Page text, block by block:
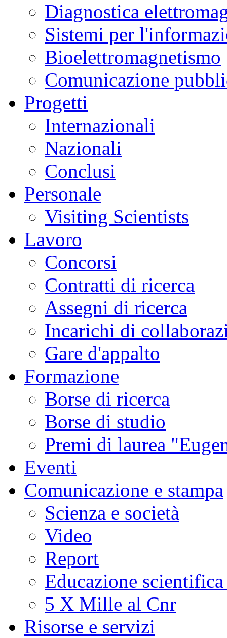
Diagnostica
Sistemi per
Bioelettromagnetismo
Comunicazione
Progetti
Internazionali
Nazionali
Conclusi
Personale
Visiting Scientists
Lavoro
Concorsi
Contratti di ricerca
Assegni di ricerca
Incarichi di
Gare d'appalto
Formazione
Borse di ricerca
Borse di studio
Premi di laurea
Eventi
Comunicazione e stampa
Scienza e società
Video
Report
Educazione
5 X Mille al Cnr
Risorse e servizi